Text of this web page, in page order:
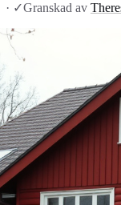
· ✓Granskad av